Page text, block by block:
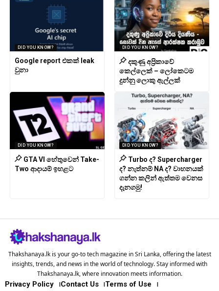
DID YOU KNOW?
Google report එකක් leak
වුනා
DID YOU KNOW?
දකුණු අප්‍රිකාවේ
කෙල්ලෙක් – ලෝකෙටම
දුන්නු ලොකු ඇල්ලක්
DID YOU KNOW?
GTA VI හේතුවෙන් Take-
Two ආදායම් ඉහළට
DID YOU KNOW?
Turbo ද? Supercharger
ද? නැත්නම් NA ද? වාහනයක්
ගන්න කලින් ඇත්තම වෙනස
දැනගමු!
Thakshanaya.lk is your go-to tech magazine in Sri Lanka, offering the latest
insights, trends, and news in the world of technology. Stay informed with
Thakshanaya.lk, where innovation meets information.
Privacy Policy Contact Us
Terms of Use